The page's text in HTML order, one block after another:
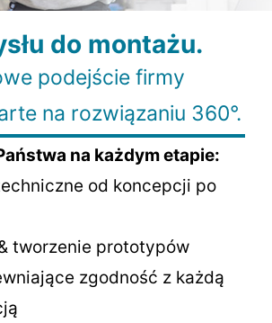
do montażu.
podejście firmy
na rozwiązaniu 360°.
na każdym etapie:
od koncepcji po
tworzenie prototypów
zgodność z każdą